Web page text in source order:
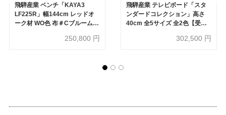
飛騨産業 ベンチ「KAYA3
LF225R」幅144cm レッドオ
ーク材 WO色 布＃Cブルーム
250,800 円
飛騨産業 テレビボード「スタ
ンダードコレクション」高さ
40cm 全5サイズ 全2色【受注
302,500 円